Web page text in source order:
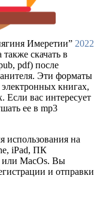
Имеретии” 2022
скачать в
pdf) после
Эти форматы
книгах,
Если вас интересует
ее в mp3
использования на
iPad, ПК
или MacOs. Вы
и отправки